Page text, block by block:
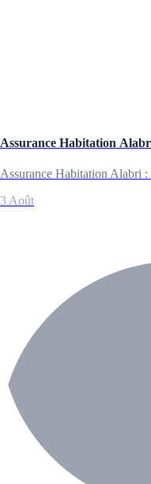
Assurance Habitation
Assurance Habitation Alabri
3 Août